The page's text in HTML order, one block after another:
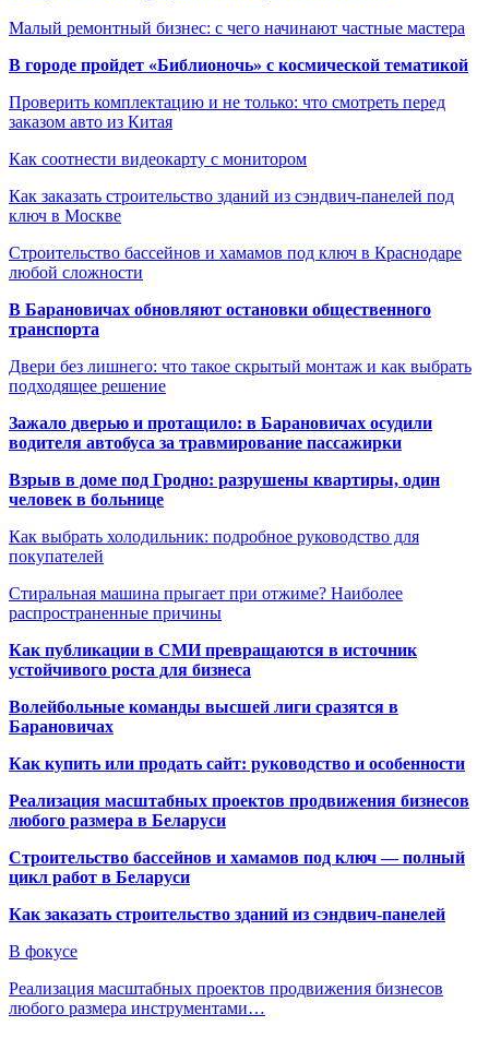
Малый ремонтный бизнес: с чего начинают частные мастера
В городе пройдет «Библионочь» с космической тематикой
Проверить комплектацию и не только: что смотреть перед
заказом авто из Китая
Как соотнести видеокарту с монитором
Как заказать строительство зданий из сэндвич-панелей под
ключ в Москве
Строительство бассейнов и хамамов под ключ в Краснодаре
любой сложности
В Барановичах обновляют остановки общественного
транспорта
Двери без лишнего: что такое скрытый монтаж и как выбрать
подходящее решение
Зажало дверью и протащило: в Барановичах осудили
водителя автобуса за травмирование пассажирки
Взрыв в доме под Гродно: разрушены квартиры, один
человек в больнице
Как выбрать холодильник: подробное руководство для
покупателей
Стиральная машина прыгает при отжиме? Наиболее
распространенные причины
Как публикации в СМИ превращаются в источник
устойчивого роста для бизнеса
Волейбольные команды высшей лиги сразятся в
Барановичах
Как купить или продать сайт: руководство и особенности
Реализация масштабных проектов продвижения бизнесов
любого размера в Беларуси
Строительство бассейнов и хамамов под ключ — полный
цикл работ в Беларуси
Как заказать строительство зданий из сэндвич-панелей
В фокусе
Реализация масштабных проектов продвижения бизнесов
любого размера инструментами…